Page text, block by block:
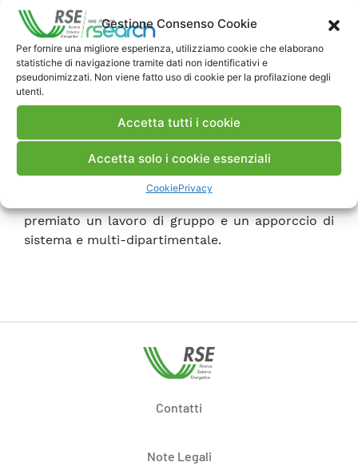
Gestione Consenso Cookie
Per fornire una migliore esperienza, utilizziamo cookie che elaborano
statistiche di navigazione tramite dati non identificativi e
pseudonimizzati. Non viene fatto uso di cookie per la profilazione degli
utenti.
Accetta tutti i cookie
Accetta solo i cookie essenziali
CookiePrivacy
dicembre 2021) del
Obiettivo: lo studio, la sintesi e l’applicabilità dei
Coatingsper laPower Network Equipment. A
livello europeo sta anche nascendo un gruppo di
lavoro per lo sviluppo e la caratterizzazione di
rivestimenti anti-ghiaccio a cui potrebbe
prendere parte RSE.
I numerosi riscontri raccolti da RSE (tra i quali
Excellent Paperconferito a Matteo
Lacavalla per una delle tre migliori memorie, su
premiato un lavoro di gruppo e un apporccio di
sistema e multi-dipartimentale.
Contatti
Note Legali